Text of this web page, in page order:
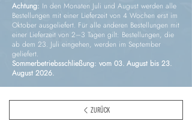
Achtung: In den Monaten Juli und August werden alle
Bestellungen mit einer Lieferzeit von 4 Wochen erst im
Oktober ausgeliefert. Für alle anderen Bestellungen mit
einer Lieferzeit von 2–3 Tagen gilt: Bestellungen, die
ab dem 23. Juli eingehen, werden im September
geliefert.
Sommerbetriebsschließung: vom 03. August bis 23.
August 2026.
ZURÜCK